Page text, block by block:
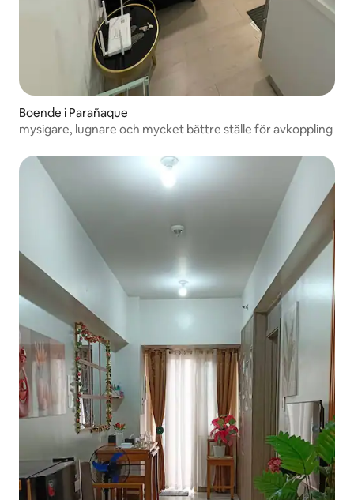
Boende i Parañaque
mysigare, lugnare och mycket bättre ställe för avkoppling